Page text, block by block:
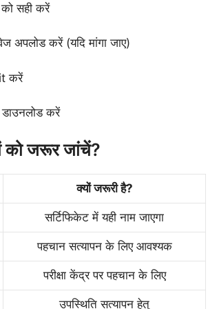
सही करें
अपलोड करें (यदि मांगा जाए)
करें
डाउनलोड करें
को जरूर जांचें?
क्यों जरूरी है?
सर्टिफिकेट में यही नाम जाएगा
पहचान सत्यापन के लिए आवश्यक
परीक्षा केंद्र पर पहचान के लिए
उपस्थिति सत्यापन हेतु